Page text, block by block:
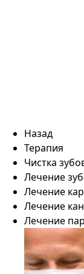
Назад
Терапия
Чистка
Лечение
Лечение
Лечение
Лечение